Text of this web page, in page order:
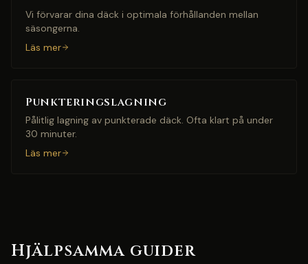
Vi förvarar dina däck i optimala förhållanden mellan
säsongerna.
Läs mer
Punkteringslagning
Pålitlig lagning av punkterade däck. Ofta klart på under
30 minuter.
Läs mer
Hjälpsamma guider